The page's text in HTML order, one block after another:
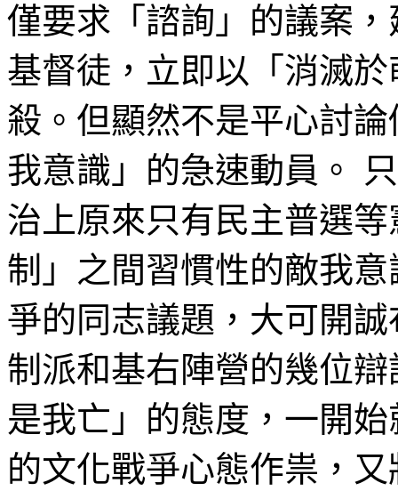
僅要求「諮詢」的議案
基督徒，立即以「消滅
殺。但顯然不是平心討
我意識」的急速動員。
治上原來只有民主普選
制」之間習慣性的敵我
爭的同志議題，大可開
制派和基右陣營的幾位
是我亡」的態度，一開
的文化戰爭心態作祟，